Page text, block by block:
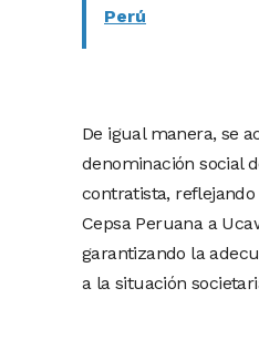
Perú
De igual manera, se
denominación social
contratista,
Cepsa Peruana a
garantizando la
a la situación